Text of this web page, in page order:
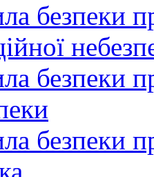
безпеки
безпеки
безпеки